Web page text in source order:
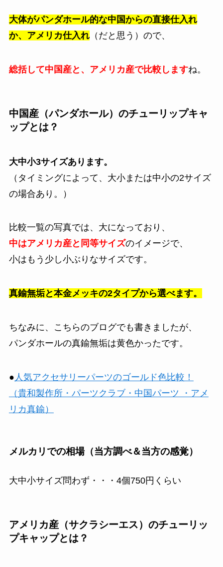
大体がパンダホール的な中国からの直接仕入れ
か、アメリカ仕入れ（だと思う）ので、
総括して中国産と、アメリカ産で比較しますね。
中国産（パンダホール）のチューリップキャ
ップとは？
大中小3サイズあります。
（タイミングによって、大小または中小の2サイズ
の場合あり。）
比較一覧の写真では、大になっており、
中はアメリカ産と同等サイズのイメージで、
小はもう少し小ぶりなサイズです。
真鍮無垢と本金メッキの2タイプから選べます。
ちなみに、こちらのブログでも書きましたが、
パンダホールの真鍮無垢は黄色かったです。
● 人気アクセサリーパーツのゴールド色比較！
（貴和製作所・パーツクラブ・中国パーツ ・アメ
リカ真鍮）
メルカリでの相場（当方調べ＆当方の感覚）
大中小サイズ問わず・・・4個750円くらい
アメリカ産（サクラシーエス）のチューリッ
プキャップとは？